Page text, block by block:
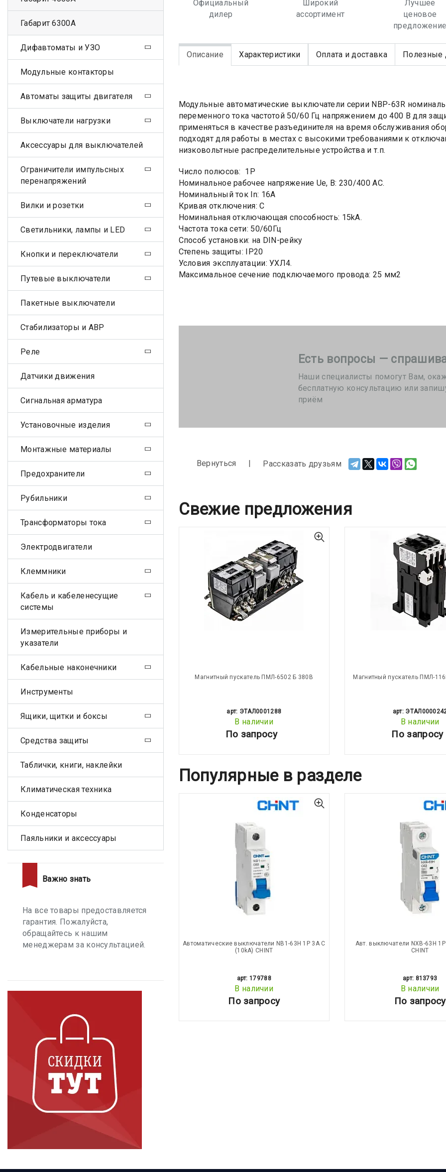
Официальный
дилер
Широкий
ассортимент
Лучшее
ценовое
предложение
Описание Характеристики Оплата и доставка Полезные
Модульные автоматические выключатели серии NBP-63R
переменного тока частотой 50/60 Гц напряжением до 400 В для
применяться в качестве разъединителя на время обслуживания
подходят для работы в местах с высокими требованиями к
низковольтные распределительные устройства и т.п.
Число полюсов: 1Р
Номинальное рабочее напряжение Ue, B: 230/400 AC.
Номинальный ток In: 16А
Кривая отключения: C
Номинальная отключающая способность: 15kA.
Частота тока сети: 50/60Гц
Способ установки: на DIN-рейку
Степень защиты: IP20
Условия эксплуатации: УХЛ4.
Максимальное сечение подключаемого провода: 25 мм2
Есть вопросы —
Наши специалисты помогут Вам,
бесплатную консультацию или
приём
Вернуться Рассказать друзьям
Свежие предложения
Магнитный пускатель ПМЛ-6502 Б 380В
арт: ЭТАЛ0001288
В наличии
По запросу
Магнитный пускатель ПМЛ-
арт:
В наличии
По запросу
Популярные в разделе
Автоматические выключатели NB1-63H 1P 3A C
(10kA) CHINT
арт: 179788
В наличии
По запросу
Авт. выключатели NXB-63H
CHINT
арт: 813793
В наличии
По запросу
Габарит 6300А
Дифавтоматы и УЗО
Модульные контакторы
Автоматы защиты двигателя
Выключатели нагрузки
Аксессуары для выключателей
Ограничители импульсных
перенапряжений
Вилки и розетки
Светильники, лампы и LED
Кнопки и переключатели
Путевые выключатели
Пакетные выключатели
Стабилизаторы и АВР
Реле
Датчики движения
Сигнальная арматура
Установочные изделия
Монтажные материалы
Предохранители
Рубильники
Трансформаторы тока
Электродвигатели
Клеммники
Кабель и кабеленесущие
системы
Измерительные приборы и
указатели
Кабельные наконечники
Инструменты
Ящики, щитки и боксы
Средства защиты
Таблички, книги, наклейки
Климатическая техника
Конденсаторы
Паяльники и аксессуары
Важно знать
На все товары предоставляется
гарантия. Пожалуйста,
обращайтесь к нашим
менеджерам за консультацией.